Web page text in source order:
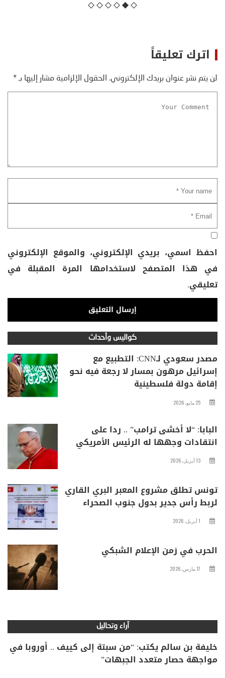
اترك تعليقاً
لن يتم نشر عنوان بريدك الإلكتروني. الحقول الإلزامية مشار إليها بـ*
احفظ اسمي، بريدي الإلكتروني، والموقع الإلكتروني
في هذا المتصفح لاستخدامها المرة المقبلة في
تعليقي.
كواليس وأحداث
مصدر سعودي لـCNN: التطبيع مع
إسرائيل مرهون بمسار لا رجعة فيه نحو
إقامة دولة فلسطينية
25 مايو، 2026
البابا: “لا أخشى ترامب” .. ردا على
انتقادات وجهها له الرئيس الأمريكي
13 أبريل، 2026
تونس تطلق مشروع المعبر البري القاري
لربط رأس جدير بدول جنوب الصحراء
1 أبريل، 2026
الحرب في زمن الإعلام الشبكي
17 مارس، 2026
آراء وتحاليل
خليفة بن سالم يكتب: “من سبتة إلى كييف .. أوروبا في
مواجهة حصار متعدد الجبهات”